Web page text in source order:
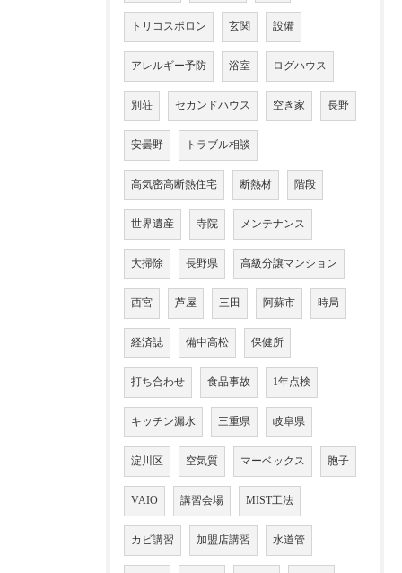
トリコスポロン 玄関 設備
アレルギー予防 浴室 ログハウス
別荘 セカンドハウス 空き家 長野
安曇野 トラブル相談
高気密高断熱住宅 断熱材 階段
世界遺産 寺院 メンテナンス
大掃除 長野県 高級分譲マンション
西宮 芦屋 三田 阿蘇市 時局
経済誌 備中高松 保健所
打ち合わせ 食品事故 1年点検
キッチン漏水 三重県 岐阜県
淀川区 空気質 マーベックス 胞子
VAIO 講習会場 MIST工法
カビ講習 加盟店講習 水道管